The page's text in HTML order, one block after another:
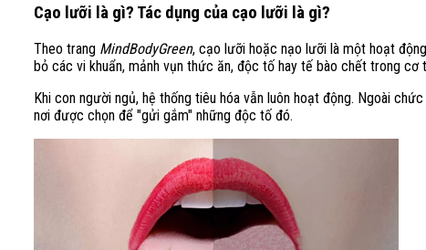
Cạo lưỡi là gì? Tác dụng của cạo lưỡi là gì?
Theo trang MindBodyGreen, cạo lưỡi hoặc nạo lưỡi là một hoạt
bỏ các vi khuẩn, mảnh vụn thức ăn, độc tố hay tế bào chết trong cơ
Khi con người ngủ, hệ thống tiêu hóa vẫn luôn hoạt động. Ngoài
nơi được chọn để "gửi gắm" những độc tố đó.